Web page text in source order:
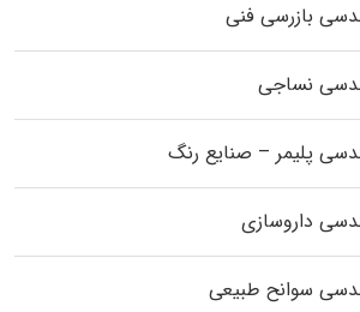
بازرسی فنی
نساجی
پلیمر – صنایع رنگ
داروسازی
سوانح طبیعی